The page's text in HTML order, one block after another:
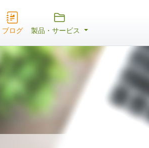
ブログ 製品・サービス